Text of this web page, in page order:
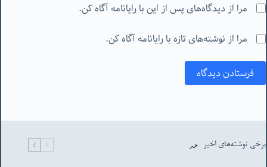
مرا از دیدگاه‌های پس از این با رایانامه آگاه کن.
مرا از نوشته‌های تازه با رایانامه آگاه کن.
فرستادن دیدگاه
برخی نوشته‌های اخیر